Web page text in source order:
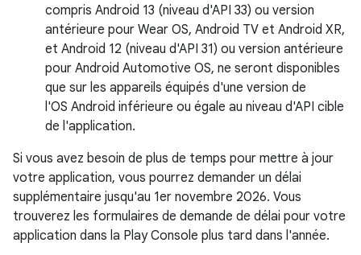
compris Android 13 (niveau d'API 33) ou version
antérieure pour Wear OS, Android TV et Android XR,
et Android 12 (niveau d'API 31) ou version antérieure
pour Android Automotive OS, ne seront disponibles
que sur les appareils équipés d'une version de
l'OS Android inférieure ou égale au niveau d'API cible
de l'application.
Si vous avez besoin de plus de temps pour mettre à jour
votre application, vous pourrez demander un délai
supplémentaire jusqu'au 1er novembre 2026. Vous
trouverez les formulaires de demande de délai pour votre
application dans la Play Console plus tard dans l'année.